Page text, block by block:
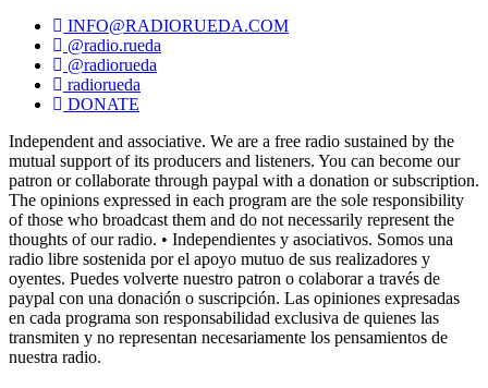
INFO@RADIORUEDA.COM
@radio.rueda
@radiorueda
radiorueda
DONATE
Independent and associative. We are a free radio sustained by the
mutual support of its producers and listeners. You can become our
patron or collaborate through paypal with a donation or subscription.
The opinions expressed in each program are the sole responsibility
of those who broadcast them and do not necessarily represent the
thoughts of our radio. • Independientes y asociativos. Somos una
radio libre sostenida por el apoyo mutuo de sus realizadores y
oyentes. Puedes volverte nuestro patron o colaborar a través de
paypal con una donación o suscripción. Las opiniones expresadas
en cada programa son responsabilidad exclusiva de quienes las
transmiten y no representan necesariamente los pensamientos de
nuestra radio.